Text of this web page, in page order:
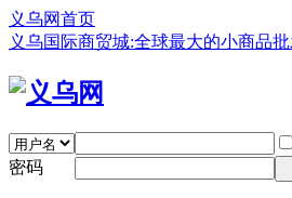
义乌网首页
义乌国际商贸城:全球最大的小商品
密码